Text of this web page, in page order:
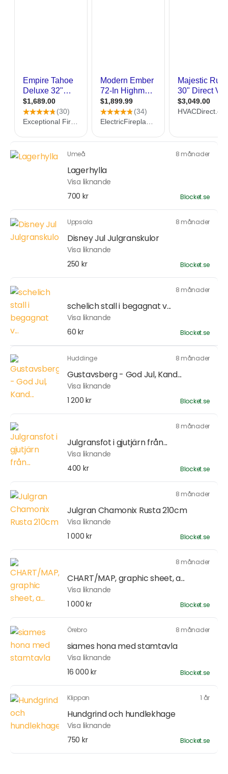
Umeå 8 månader
Lagerhylla
Visa liknande
700 kr
Blocket.se
Uppsala 8 månader
Disney Jul Julgranskulor
Visa liknande
250 kr
Blocket.se
8 månader
schelich stall i begagnat v...
Visa liknande
60 kr
Blocket.se
Huddinge 8 månader
Gustavsberg - God Jul, Kand...
Visa liknande
1 200 kr
Blocket.se
8 månader
Julgransfot i gjutjärn från...
Visa liknande
400 kr
Blocket.se
8 månader
Julgran Chamonix Rusta 210cm
Visa liknande
1 000 kr
Blocket.se
8 månader
CHART/MAP, graphic sheet, a...
Visa liknande
1 000 kr
Blocket.se
Örebro 8 månader
siames hona med stamtavla
Visa liknande
16 000 kr
Blocket.se
Klippan 1 år
Hundgrind och hundlekhage
Visa liknande
750 kr
Blocket.se